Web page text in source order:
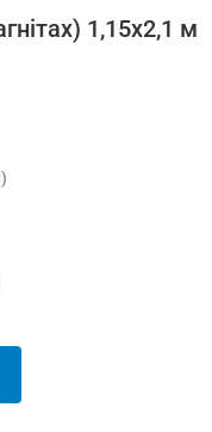
1,15х2,1 м